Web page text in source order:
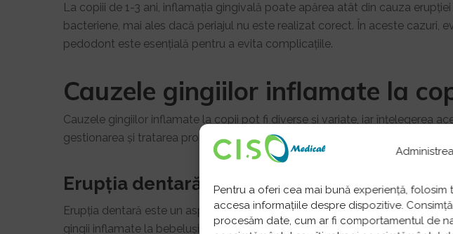
Pentru a oferi cea mai bună experiență,
accesa informațiile despre dispozitive.
procesăm date, cum ar fi comportamentul de
La copiii de 1-3 ani, inflamația gingivală poate apărea atât din cauza
bacteriene, mai ales dacă periajul nu este realizat corect. În aceste cazuri,
pedodont este esențială pentru a evita complicațiile.
Cauzele gingiilor inflamate la
Cauzele gingiilor inflamate la copii pot fi diverse și variate, iar înțelegerea
gestionarea și tratarea problemei în mod eficient.
Erupția dentară
Erupția dentară este un aspect important de luat în considerare, mai ales
gingii inflamate la bebeluși. Procesul apariției dinților poate provoca iritații și